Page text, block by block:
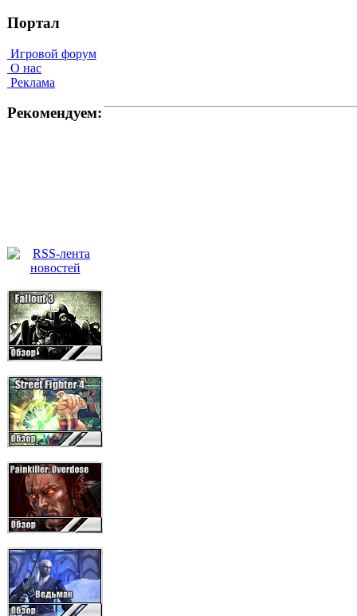
Портал
Игровой форум
О нас
Реклама
Рекомендуем: